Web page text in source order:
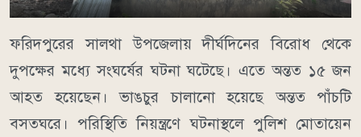
ফরিদপুরের সালথা উপজেলায় দীর্ঘদিনের বিরোধ থেকে
দুপক্ষের মধ্যে সংঘর্ষের ঘটনা ঘটেছে। এতে অন্তত ১৫ জন
আহত হয়েছেন। ভাঙচুর চালানো হয়েছে অন্তত পাঁচটি
বসতঘরে। পরিস্থিতি নিয়ন্ত্রণে ঘটনাস্থলে পুলিশ মোতায়েন